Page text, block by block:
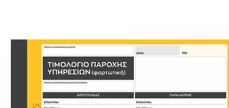
(Φορτωτική) 4πλοτυπο